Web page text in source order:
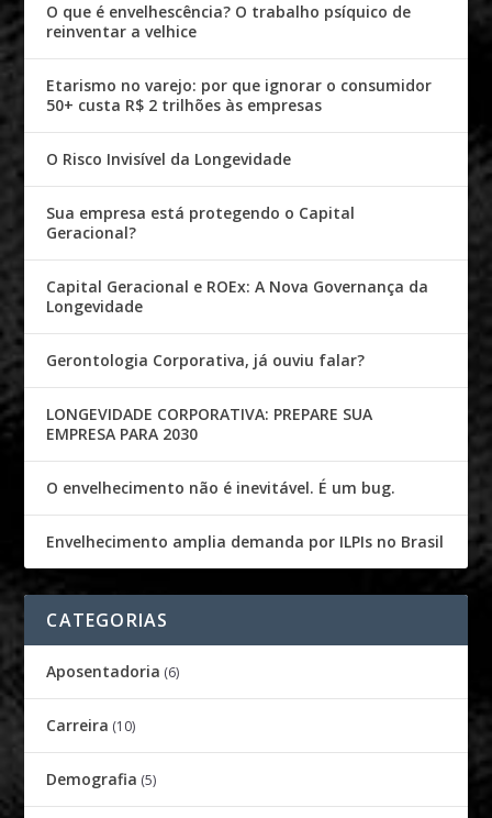
O que é envelhescência? O trabalho psíquico de
reinventar a velhice
Etarismo no varejo: por que ignorar o consumidor
50+ custa R$ 2 trilhões às empresas
O Risco Invisível da Longevidade
Sua empresa está protegendo o Capital
Geracional?
Capital Geracional e ROEx: A Nova Governança da
Longevidade
Gerontologia Corporativa, já ouviu falar?
LONGEVIDADE CORPORATIVA: PREPARE SUA
EMPRESA PARA 2030
O envelhecimento não é inevitável. É um bug.
Envelhecimento amplia demanda por ILPIs no Brasil
CATEGORIAS
Aposentadoria (6)
Carreira (10)
Demografia (5)